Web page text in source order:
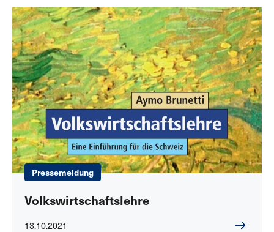
Pressemeldung
Volkswirtschaftslehre
13.10.2021